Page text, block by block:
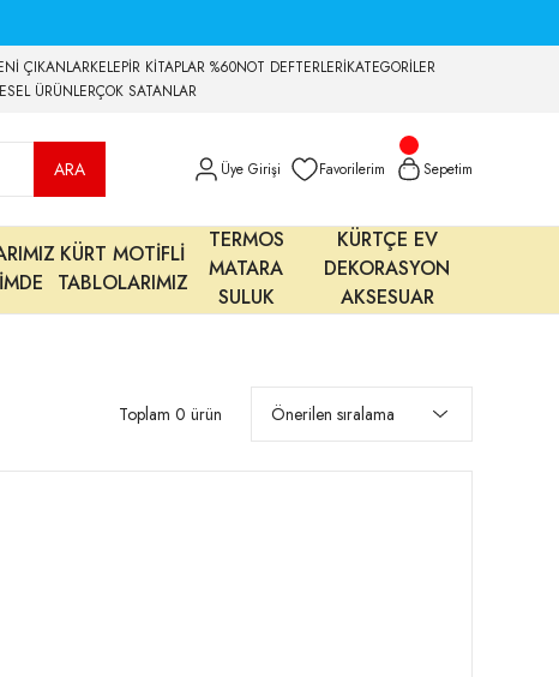
ÇIKANLARKELEPİR KİTAPLAR %60NOT DEFTERLERİKATEGORİLER
ÜRÜNLERÇOK SATANLAR
ARA Üye Girişi Favorilerim Sepetim
KÜRT MOTİFLİ
TABLOLARIMIZ
TERMOS
MATARA
SULUK
KÜRTÇE EV
DEKORASYON
AKSESUAR
Toplam 0 ürün